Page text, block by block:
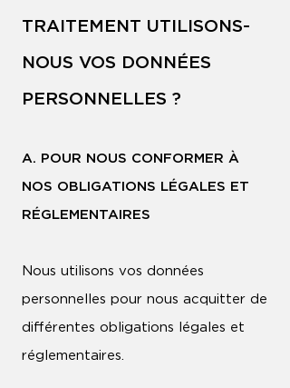
TRAITEMENT UTILISONS-
NOUS VOS DONNÉES
PERSONNELLES ?
A. POUR NOUS CONFORMER À
NOS OBLIGATIONS LÉGALES ET
RÉGLEMENTAIRES
Nous utilisons vos données
personnelles pour nous acquitter de
différentes obligations légales et
réglementaires.